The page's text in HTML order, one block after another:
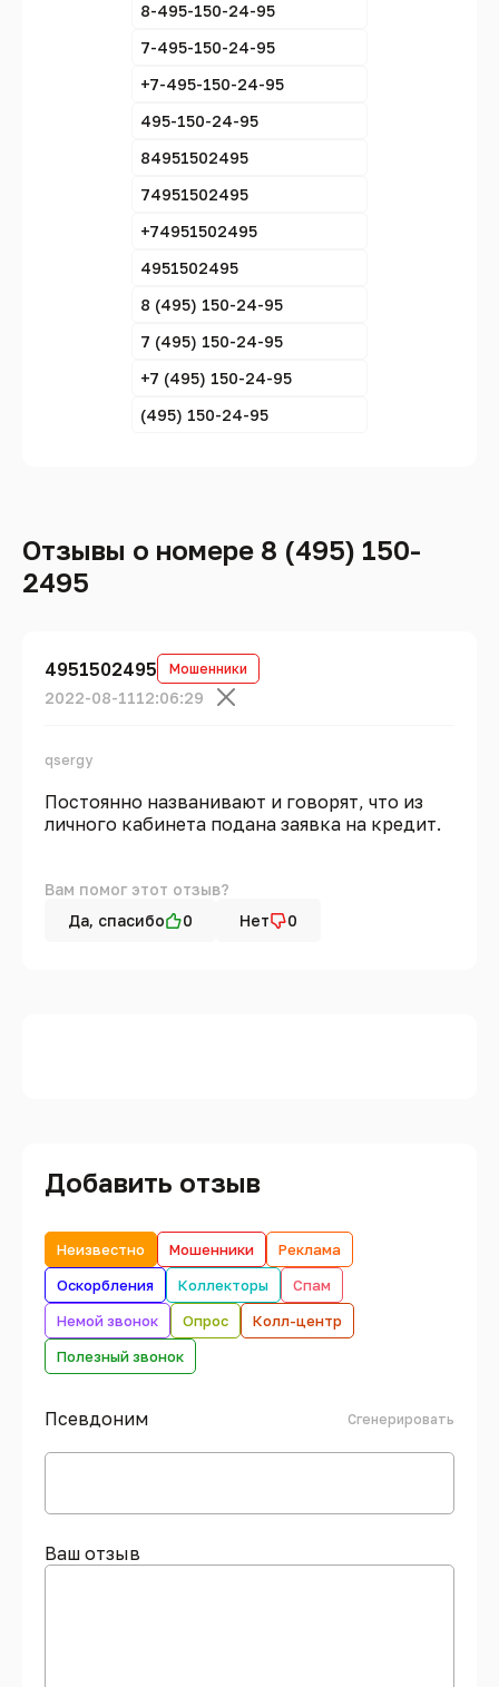
8-495-150-24-95
7-495-150-24-95
+7-495-150-24-95
495-150-24-95
84951502495
74951502495
+74951502495
4951502495
8 (495) 150-24-95
7 (495) 150-24-95
+7 (495) 150-24-95
(495) 150-24-95
Отзывы о номере 8 (495) 150-
2495
4951502495 Мошенники
2022-08-1112:06:29
qsergy
Постоянно названивают и говорят, что из
личного кабинета подана заявка на кредит.
Вам помог этот отзыв?
Да, спасибо
0 Нет 0
Добавить отзыв
Неизвестно Мошенники
Реклама
Оскорбления
Коллекторы
Спам
Немой звонок
Опрос
Колл-центр
Полезный звонок
Псевдоним Сгенерировать
Ваш отзыв